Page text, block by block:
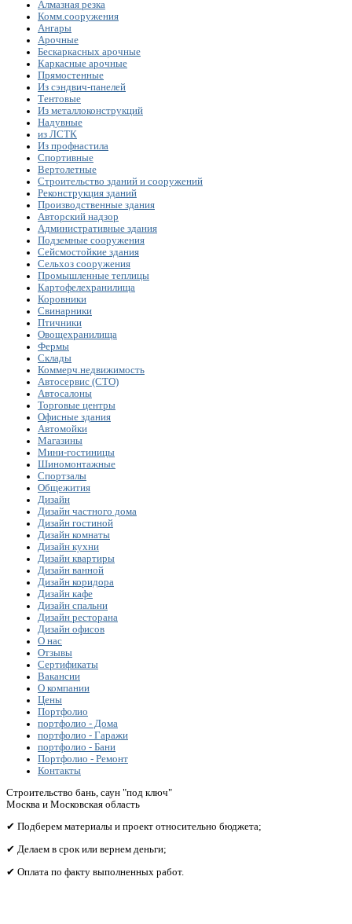
Алмазная резка
Комм.сооружения
Ангары
Арочные
Бескаркасных арочные
Каркасные арочные
Прямостенные
Из сэндвич-панелей
Тентовые
Из металлоконструкций
Надувные
из ЛСТК
Из профнастила
Спортивные
Вертолетные
Строительство зданий и сооружений
Реконструкция зданий
Производственные здания
Авторский надзор
Административные здания
Подземные сооружения
Сейсмостойкие здания
Сельхоз сооружения
Промышленные теплицы
Картофелехранилища
Коровники
Свинарники
Птичники
Овощехранилища
Фермы
Склады
Коммерч.недвижимость
Автосервис (СТО)
Автосалоны
Торговые центры
Офисные здания
Автомойки
Магазины
Мини-гостиницы
Шиномонтажные
Спортзалы
Общежития
Дизайн
Дизайн частного дома
Дизайн гостиной
Дизайн комнаты
Дизайн кухни
Дизайн квартиры
Дизайн ванной
Дизайн коридора
Дизайн кафе
Дизайн спальни
Дизайн ресторана
Дизайн офисов
О нас
Отзывы
Сертификаты
Вакансии
О компании
Цены
Портфолио
портфолио - Дома
портфолио - Гаражи
портфолио - Бани
Портфолио - Ремонт
Контакты
Строительство бань, саун "под ключ"
Москва и Московская область
✔ Подберем материалы и проект относительно бюджета;
✔ Делаем в срок или вернем деньги;
✔ Оплата по факту выполненных работ.